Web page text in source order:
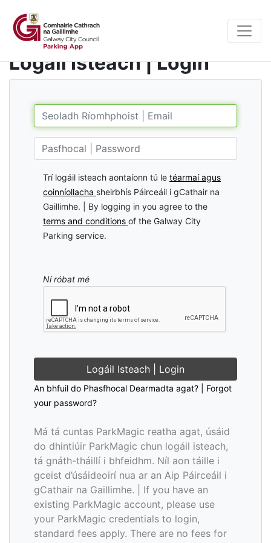
Logáil Isteach | Login
Trí logáil isteach aontaíonn tú le téarmaí agus
coinníollacha sheirbhís Páirceáil i gCathair na
Gaillimhe. | By logging in you agree to the
terms and conditions of the Galway City
Parking service.
Ní róbat mé
Logáil Isteach | Login
An bhfuil do Phasfhocal Dearmadta agat? | Forgot
your password?
Má tá cuntas ParkMagic reatha agat, úsáid
do dhintiúir ParkMagic chun logáil isteach,
tá gnáth-tháillí i bhfeidhm. Níl aon táille i
gceist d’úsáideoirí nua ar an Aip Páirceáil i
gCathair na Gaillimhe. | If you have an
existing ParkMagic account, please use
your ParkMagic credentials to login,
standard fees apply. There are no fees for